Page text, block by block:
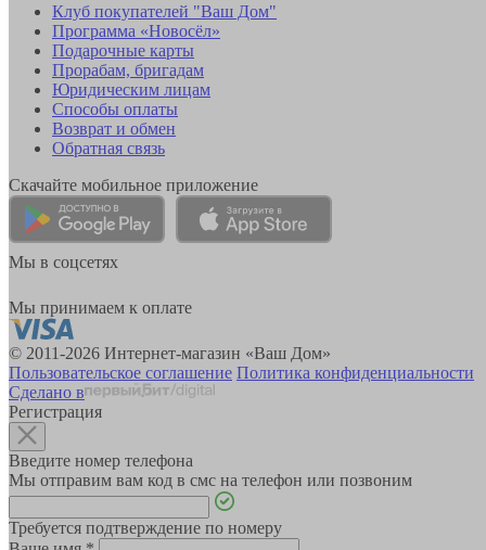
Клуб покупателей "Ваш Дом"
Программа «Новосёл»
Подарочные карты
Прорабам, бригадам
Юридическим лицам
Способы оплаты
Возврат и обмен
Обратная связь
Скачайте мобильное приложение
Мы в соцсетях
Мы принимаем к оплате
© 2011-2026 Интернет-магазин «Ваш Дом»
Пользовательское соглашение Политика конфиденциальности
Сделано в
Регистрация
Введите номер телефона
Мы отправим вам код в смс на телефон или позвоним
Требуется подтверждение по номеру